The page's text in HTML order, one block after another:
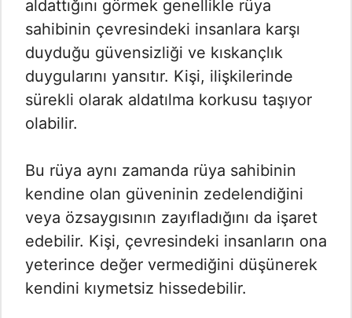
aldattığını görmek genellikle rüya
sahibinin çevresindeki insanlara karşı
duyduğu güvensizliği ve kıskançlık
duygularını yansıtır. Kişi, ilişkilerinde
sürekli olarak aldatılma korkusu taşıyor
olabilir.
Bu rüya aynı zamanda rüya sahibinin
kendine olan güveninin zedelendiğini
veya özsaygısının zayıfladığını da işaret
edebilir. Kişi, çevresindeki insanların ona
yeterince değer vermediğini düşünerek
kendini kıymetsiz hissedebilir.